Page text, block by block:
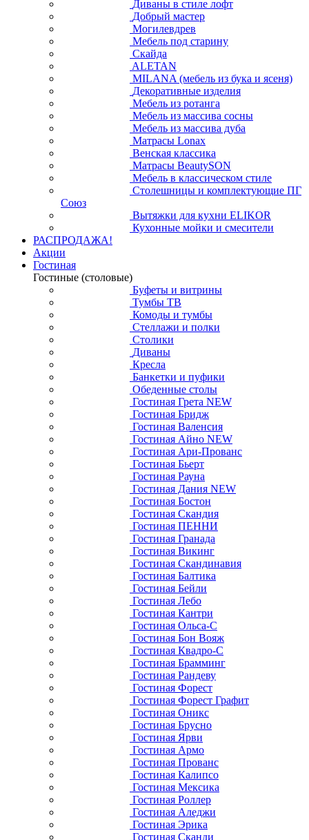
Диваны в стиле лофт
Добрый мастер
Могилевдрев
Мебель под старину
Скайда
ALETAN
MILANA (мебель из бука и ясеня)
Декоративные изделия
Мебель из ротанга
Мебель из массива сосны
Мебель из массива дуба
Матрасы Lonax
Венская классика
Матрасы BeautySON
Мебель в классическом стиле
Столешницы и комплектующие ПГ
Союз
Вытяжки для кухни ELIKOR
Кухонные мойки и смесители
РАСПРОДАЖА!
Акции
Гостиная
Гостиные (столовые)
Буфеты и витрины
Тумбы ТВ
Комоды и тумбы
Стеллажи и полки
Столики
Диваны
Кресла
Банкетки и пуфики
Обеденные столы
Гостиная Грета NEW
Гостиная Бридж
Гостиная Валенсия
Гостиная Айно NEW
Гостиная Ари-Прованс
Гостиная Бьерт
Гостиная Рауна
Гостиная Дания NEW
Гостиная Бостон
Гостиная Скандия
Гостиная ПЕННИ
Гостиная Гранада
Гостиная Викинг
Гостиная Скандинавия
Гостиная Балтика
Гостиная Бейли
Гостиная Лебо
Гостиная Кантри
Гостиная Ольса-С
Гостиная Бон Вояж
Гостиная Квадро-С
Гостиная Брамминг
Гостиная Рандеву
Гостиная Форест
Гостиная Форест Графит
Гостиная Оникс
Гостиная Брусно
Гостиная Ярви
Гостиная Армо
Гостиная Прованс
Гостиная Калипсо
Гостиная Мексика
Гостиная Роллер
Гостиная Аледжи
Гостиная Эрика
Гостиная Сканди